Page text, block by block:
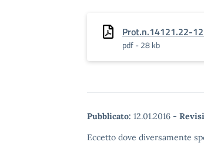
Prot.n.14121.22-
pdf - 28 kb
Pubblicato: 12.01.2016 -
Eccetto dove diversamente